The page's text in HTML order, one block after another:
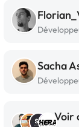
Sacha
Voir